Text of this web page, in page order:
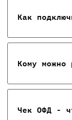
Как
Кому можно
Чек ОФД -